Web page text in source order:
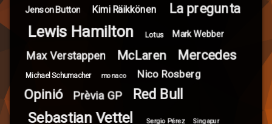
Jenson Button Kimi Räikkönen La pregunta
Lewis Hamilton Lotus Mark Webber
Max Verstappen McLaren Mercedes
Michael Schumacher monaco Nico Rosberg
Opinió Prèvia GP Red Bull
Sebastian Vettel Sergio Pérez Singapur